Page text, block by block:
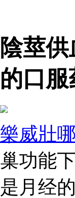
陰莖
的口
樂威壯
巢功能
是月经